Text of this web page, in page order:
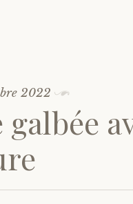
2022